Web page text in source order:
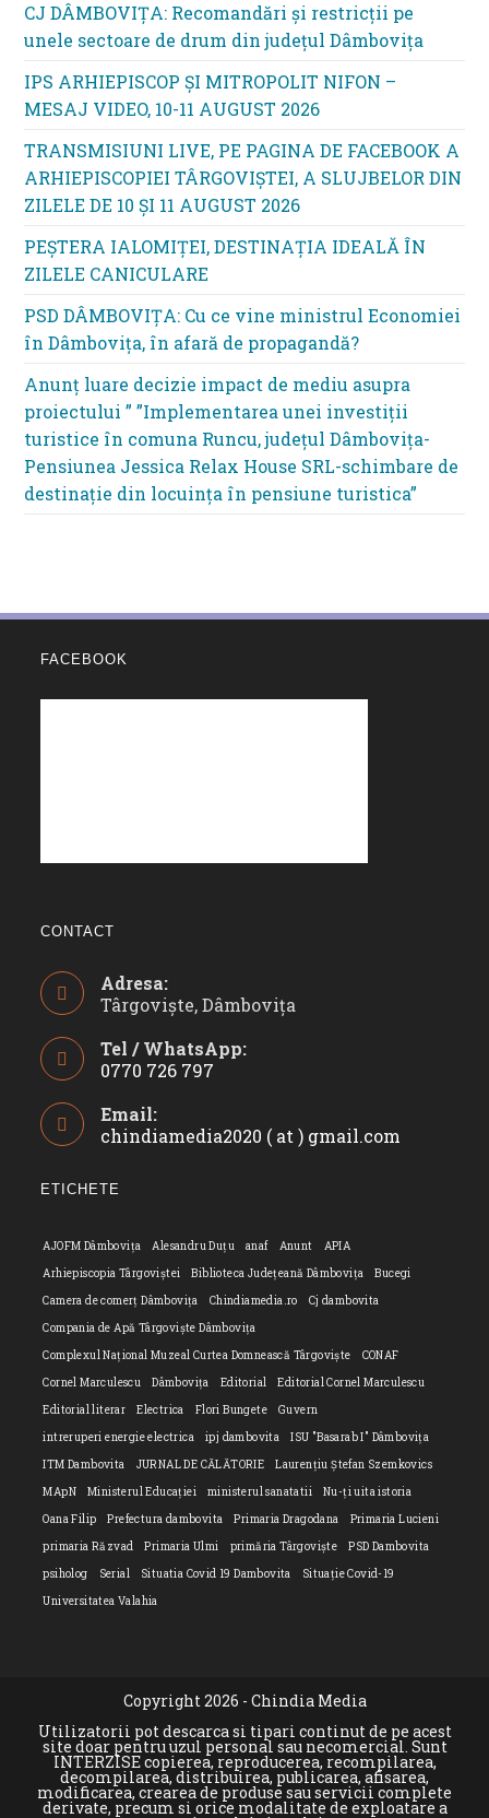
CJ DÂMBOVIȚA: Recomandări și restricții pe
unele sectoare de drum din județul Dâmbovița
IPS ARHIEPISCOP ȘI MITROPOLIT NIFON –
MESAJ VIDEO, 10-11 AUGUST 2026
TRANSMISIUNI LIVE, PE PAGINA DE FACEBOOK A
ARHIEPISCOPIEI TÂRGOVIȘTEI, A SLUJBELOR DIN
ZILELE DE 10 ȘI 11 AUGUST 2026
PEȘTERA IALOMIȚEI, DESTINAȚIA IDEALĂ ÎN
ZILELE CANICULARE
PSD DÂMBOVIȚA: Cu ce vine ministrul Economiei
în Dâmbovița, în afară de propagandă?
Anunț luare decizie impact de mediu asupra
proiectului ” ”Implementarea unei investiții
turistice în comuna Runcu, județul Dâmbovița-
Pensiunea Jessica Relax House SRL-schimbare de
destinație din locuința în pensiune turistica”
FACEBOOK
CONTACT
Adresa:
Târgoviște, Dâmbovița
Tel / WhatsApp:
0770 726 797
in
your
Email:
chindiamedia2020 ( at ) gmail.com
ETICHETE
AJOFM Dâmbovița Alesandru Duțu anaf Anunt
APIA
Arhiepiscopia Târgoviștei
Biblioteca Județeană Dâmbovița
Bucegi
Camera de comerț Dâmbovița
Chindiamedia.ro
Cj dambovita
Compania de Apă Târgoviște Dâmbovița
Complexul Național Muzeal Curtea Domnească Târgoviște
CONAF
Cornel Marculescu
Dâmbovița Editorial
Editorial Cornel Marculescu
Editorial literar
Electrica Flori Bungete
Guvern
intreruperi energie electrica
ipj dambovita
ISU "Basarab I" Dâmbovița
ITM Dambovita
JURNAL DE CĂLĂTORIE
Laurențiu Ștefan Szemkovics
MApN
Ministerul Educației ministerul sanatatii
Nu-ți uita istoria
Oana Filip
Prefectura dambovita Primaria Dragodana
Primaria Lucieni
primaria Răzvad
Primaria Ulmi primăria Târgoviște
PSD Dambovita
psiholog
Serial Situatia Covid 19 Dambovita
Situație Covid-19
Universitatea Valahia
Copyright 2026 - Chindia Media
Utilizatorii pot descarca si tipari continut de pe acest
site doar pentru uzul personal sau necomercial. Sunt
INTERZISE copierea, reproducerea, recompilarea,
decompilarea, distribuirea, publicarea, afisarea,
modificarea, crearea de produse sau servicii complete
derivate, precum si orice modalitate de exploatare a